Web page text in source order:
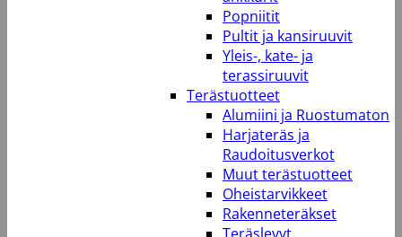
Popniitit
Pultit ja kansiruuvit
Yleis-, kate- ja
terassiruuvit
Terästuotteet
Alumiini ja Ruostumaton
Harjateräs ja
Raudoitusverkot
Muut terästuotteet
Oheistarvikkeet
Rakenneteräkset